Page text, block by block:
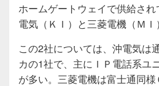
ホームゲートウェイで供給さ
電気（ＫＩ）と三菱電機（ＭＩ
この2社については、沖電気は
カの1社で、主にＩＰ電話系ユ
が多い。三菱電機は富士通同